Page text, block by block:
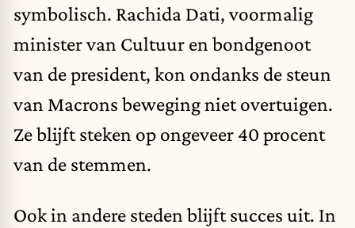
symbolisch. Rachida Dati, voormalig
minister van Cultuur en bondgenoot
van de president, kon ondanks de steun
van Macrons beweging niet overtuigen.
Ze blijft steken op ongeveer 40 procent
van de stemmen.
Ook in andere steden blijft succes uit. In